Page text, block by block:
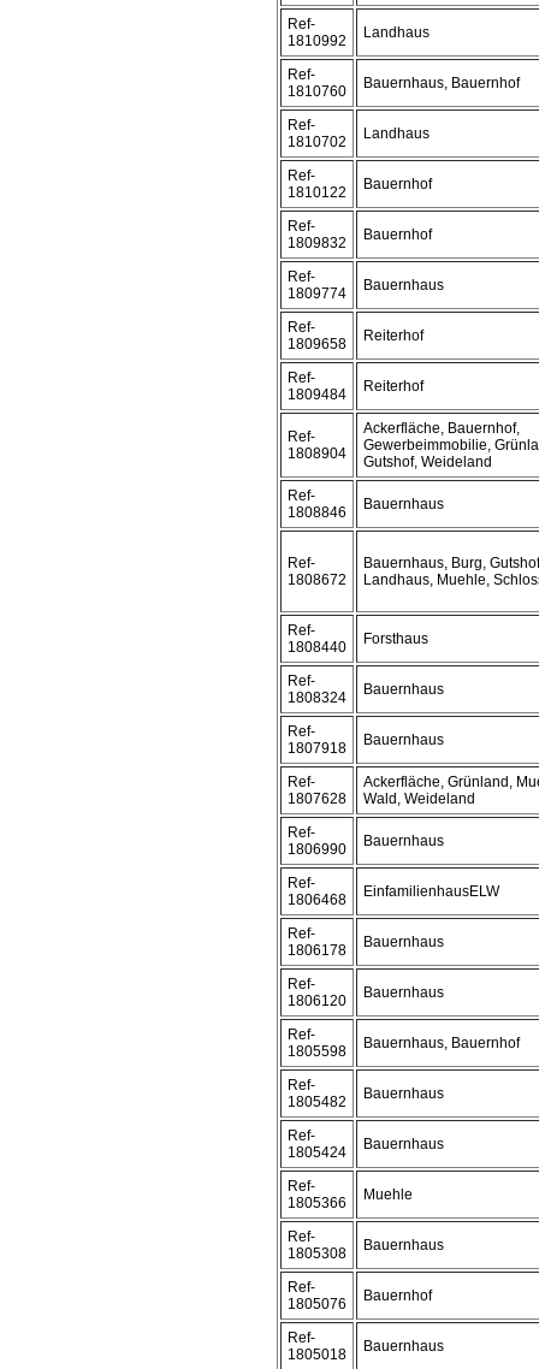
Ref-
1810992
Landhaus
Ref-
1810760
Bauernhaus, Bauernhof
Ref-
1810702
Landhaus
Ref-
1810122
Bauernhof
Ref-
1809832
Bauernhof
Ref-
1809774
Bauernhaus
Ref-
1809658
Reiterhof
Ref-
1809484
Reiterhof
Ref-
1808904
Ackerfläche, Bauernhof,
Gewerbeimmobilie,
Gutshof, Weideland
Ref-
1808846
Bauernhaus
Ref-
1808672
Bauernhaus, Burg,
Landhaus, Muehle,
Ref-
1808440
Forsthaus
Ref-
1808324
Bauernhaus
Ref-
1807918
Bauernhaus
Ref-
1807628
Ackerfläche, Grünland,
Wald, Weideland
Ref-
1806990
Bauernhaus
Ref-
1806468
EinfamilienhausELW
Ref-
1806178
Bauernhaus
Ref-
1806120
Bauernhaus
Ref-
1805598
Bauernhaus, Bauernhof
Ref-
1805482
Bauernhaus
Ref-
1805424
Bauernhaus
Ref-
1805366
Muehle
Ref-
1805308
Bauernhaus
Ref-
1805076
Bauernhof
Ref-
1805018
Bauernhaus